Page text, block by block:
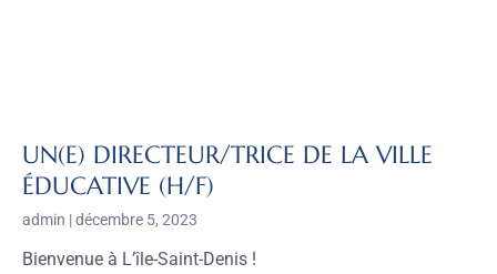
UN(E) DIRECTEUR/TRICE DE LA VILLE
ÉDUCATIVE (H/F)
admin décembre 5, 2023
Bienvenue à L’île-Saint-Denis !